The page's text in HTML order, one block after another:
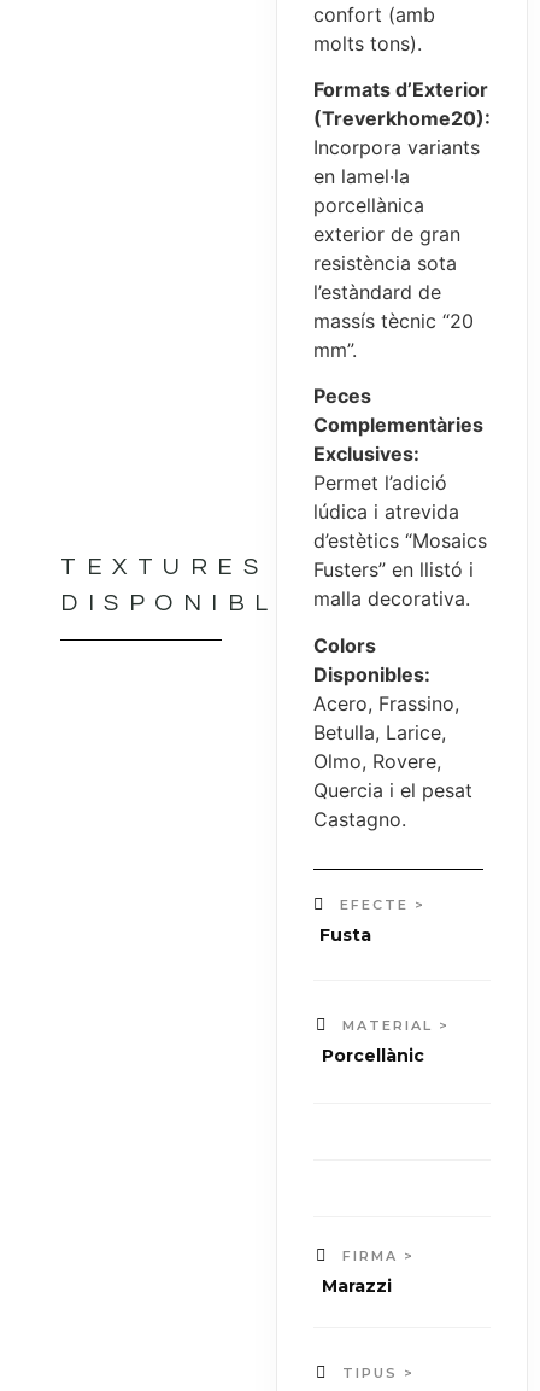
TEXTURES
DISPONIBLES
confort (amb
molts tons).
Formats d’Exterior
(Treverkhome20):
Incorpora variants
en lamel·la
porcellànica
exterior de gran
resistència sota
l’estàndard de
massís tècnic “20
mm”.
Peces
Complementàries
Exclusives:
Permet l’adició
lúdica i atrevida
d’estètics “Mosaics
Fusters” en llistó i
malla decorativa.
Colors
Disponibles:
Acero, Frassino,
Betulla, Larice,
Olmo, Rovere,
Quercia i el pesat
Castagno.
EFECTE >
Fusta
MATERIAL >
Porcellànic
FIRMA >
Marazzi
TIPUS >